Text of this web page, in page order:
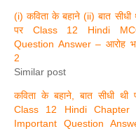
(i) कविता के बहाने (ii) बात सीधी
पर Class 12 Hindi
Question Answer – आरोह
2
Similar post
कविता के बहाने, बात सीधी थी
Class 12 Hindi Chapter
Important Question